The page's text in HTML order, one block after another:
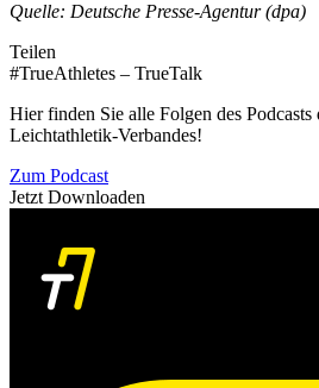
Quelle: Deutsche Presse-Agentur (dpa)
Teilen
#TrueAthletes – TrueTalk
Hier finden Sie alle Folgen des Podcasts
Leichtathletik-Verbandes!
Zum Podcast
Jetzt Downloaden